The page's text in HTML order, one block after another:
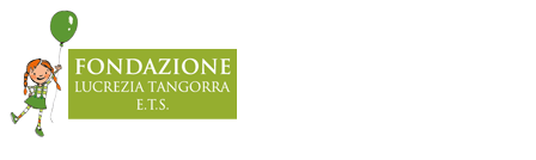
Precedente
Precedente
successivo
successivo